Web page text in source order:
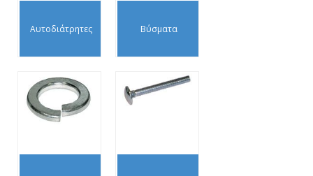
Αυτοδιάτρητες Βύσματα